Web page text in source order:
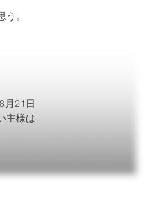
。
月21日
主様は